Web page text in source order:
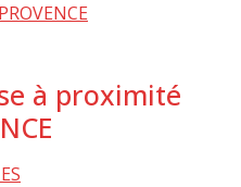
à proximité